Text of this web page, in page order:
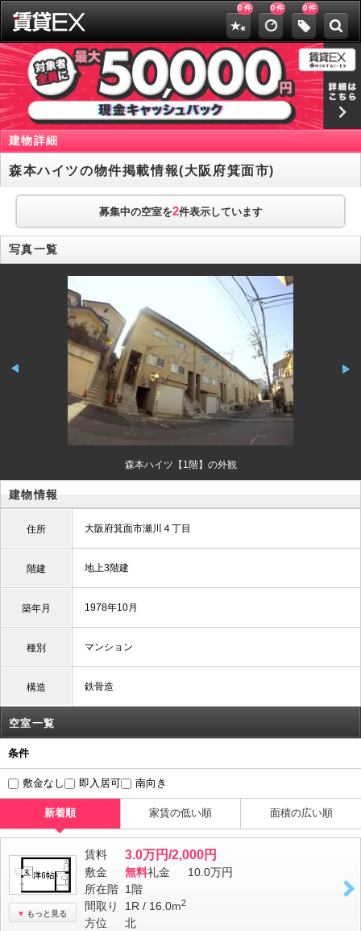
0 件 0件 0件
建物詳細
森本ハイツの物件掲載情報(大阪府箕面市)
募集中の空室を2件表示しています
写真一覧
森本ハイツ【1階】の外観
建物情報
住所 大阪府箕面市瀬川４丁目
階建 地上3階建
築年月 1978年10月
種別 マンション
構造 鉄骨造
空室一覧
条件
敷金なし 即入居可 南向き
新着順 家賃の低い順 面積の広い順
もっと見る
賃料 3.0万円/2,000円
敷金 無料礼金
10.0万円
所在階 1階
間取り
1R / 16.0m2
方位 北